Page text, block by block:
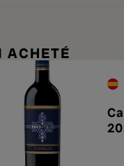
ACHETÉ